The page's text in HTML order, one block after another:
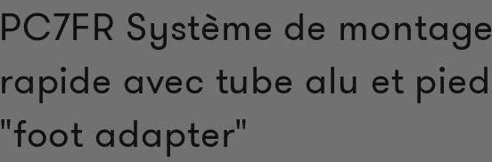
PC7FR Système de montage
rapide avec tube alu et pied
"foot adapter"